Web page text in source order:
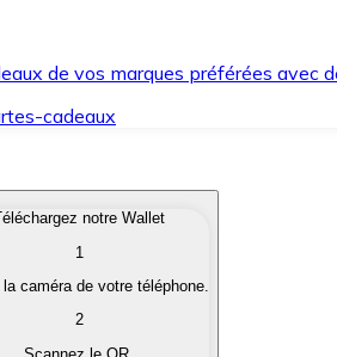
de vos marques préférées avec
cadeaux
qui vous intéressent rapidement
en monnaie fiduciaire
notre Wallet
1
caméra de votre téléphone.
2